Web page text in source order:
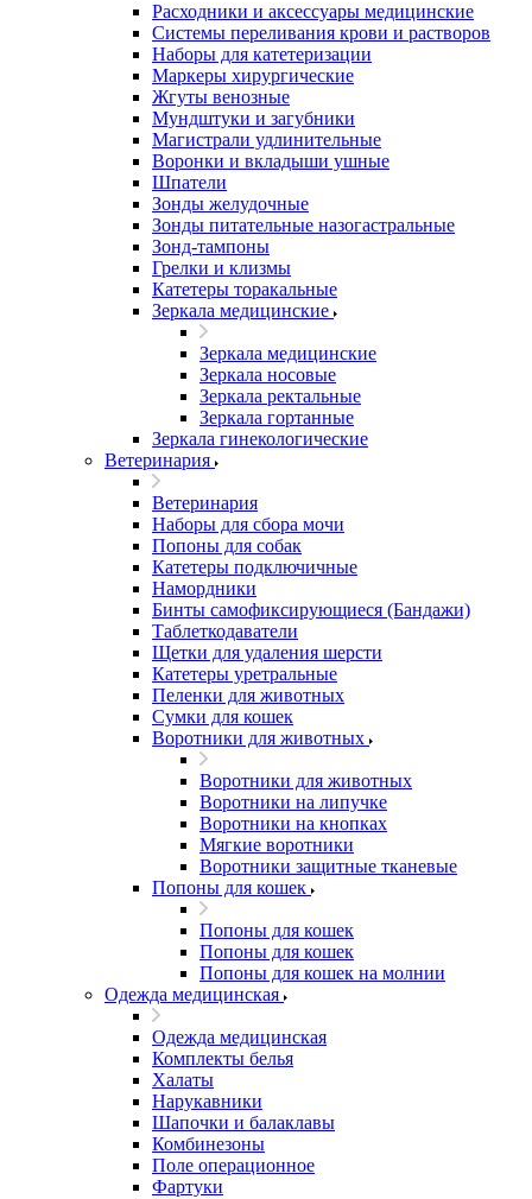
Расходники и аксессуары медицинские
Системы переливания крови и растворов
Наборы для катетеризации
Маркеры хирургические
Жгуты венозные
Мундштуки и загубники
Магистрали удлинительные
Воронки и вкладыши ушные
Шпатели
Зонды желудочные
Зонды питательные назогастральные
Зонд-тампоны
Грелки и клизмы
Катетеры торакальные
Зеркала медицинские
Зеркала медицинские
Зеркала носовые
Зеркала ректальные
Зеркала гортанные
Зеркала гинекологические
Ветеринария
Ветеринария
Наборы для сбора мочи
Попоны для собак
Катетеры подключичные
Намордники
Бинты самофиксирующиеся (Бандажи)
Таблеткодаватели
Щетки для удаления шерсти
Катетеры уретральные
Пеленки для животных
Сумки для кошек
Воротники для животных
Воротники для животных
Воротники на липучке
Воротники на кнопках
Мягкие воротники
Воротники защитные тканевые
Попоны для кошек
Попоны для кошек
Попоны для кошек
Попоны для кошек на молнии
Одежда медицинская
Одежда медицинская
Комплекты белья
Халаты
Нарукавники
Шапочки и балаклавы
Комбинезоны
Поле операционное
Фартуки